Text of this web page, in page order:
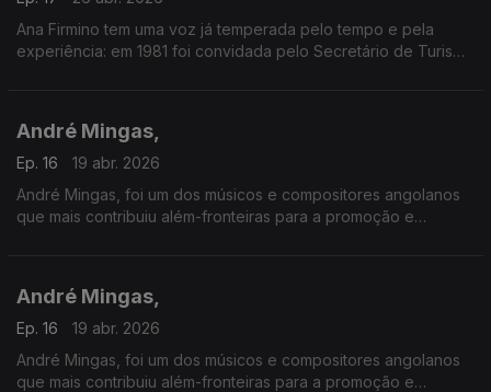
Ana Firmino tem uma voz já temperada pelo tempo e pela
experiência: em 1981 foi convidada pelo Secretário de Turismo
André Mingas,
Ep. 16
19 abr. 2026
André Mingas, foi um dos músicos e compositores angolanos
que mais contribuiu além-fronteiras para a promoção e
André Mingas,
Ep. 16
19 abr. 2026
André Mingas, foi um dos músicos e compositores angolanos
que mais contribuiu além-fronteiras para a promoção e